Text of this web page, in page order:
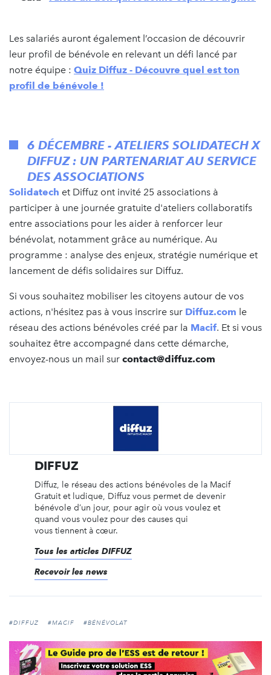
Les salariés auront également l’occasion de découvrir
leur profil de bénévole en relevant un défi lancé par
notre équipe : Quiz Diffuz - Découvre quel est ton
profil de bénévole !
6 DÉCEMBRE - ATELIERS SOLIDATECH X
DIFFUZ : UN PARTENARIAT AU SERVICE
DES ASSOCIATIONS
Solidatech et Diffuz ont invité 25 associations à
participer à une journée gratuite d'ateliers collaboratifs
entre associations pour les aider à renforcer leur
bénévolat, notamment grâce au numérique. Au
programme : analyse des enjeux, stratégie numérique et
lancement de défis solidaires sur Diffuz.
Si vous souhaitez mobiliser les citoyens autour de vos
actions, n'hésitez pas à vous inscrire sur Diffuz.com le
réseau des actions bénévoles créé par la Macif. Et si vous
souhaitez être accompagné dans cette démarche,
envoyez-nous un mail sur contact@diffuz.com
DIFFUZ
Diffuz, le réseau des actions bénévoles de la Macif
Gratuit et ludique, Diffuz vous permet de devenir
bénévole d’un jour, pour agir où vous voulez et
quand vous voulez pour des causes qui
vous tiennent à cœur.
Tous les articles DIFFUZ
Recevoir les news
#DIFFUZ #MACIF #BÉNÉVOLAT